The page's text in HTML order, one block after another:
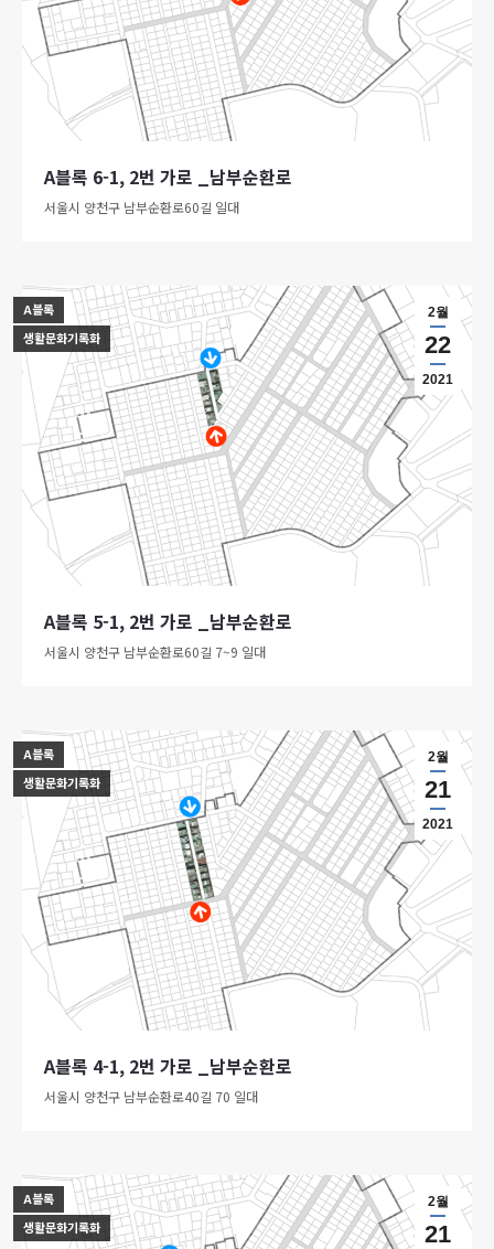
A블록 6-1, 2번 가로 _남부순환로
서울시 양천구 남부순환로60길 일대
2월
22
2021
A블록
생활문화기록화
A블록 5-1, 2번 가로 _남부순환로
서울시 양천구 남부순환로60길 7~9 일대
2월
21
2021
A블록
생활문화기록화
A블록 4-1, 2번 가로 _남부순환로
서울시 양천구 남부순환로40길 70 일대
2월
21
A블록
생활문화기록화